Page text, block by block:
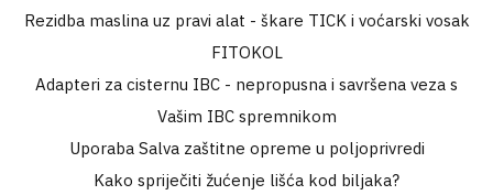
Rezidba maslina uz pravi alat - škare TICK i voćarski vosak
FITOKOL
Adapteri za cisternu IBC - nepropusna i savršena veza s
Vašim IBC spremnikom
Uporaba Salva zaštitne opreme u poljoprivredi
Kako spriječiti žućenje lišća kod biljaka?